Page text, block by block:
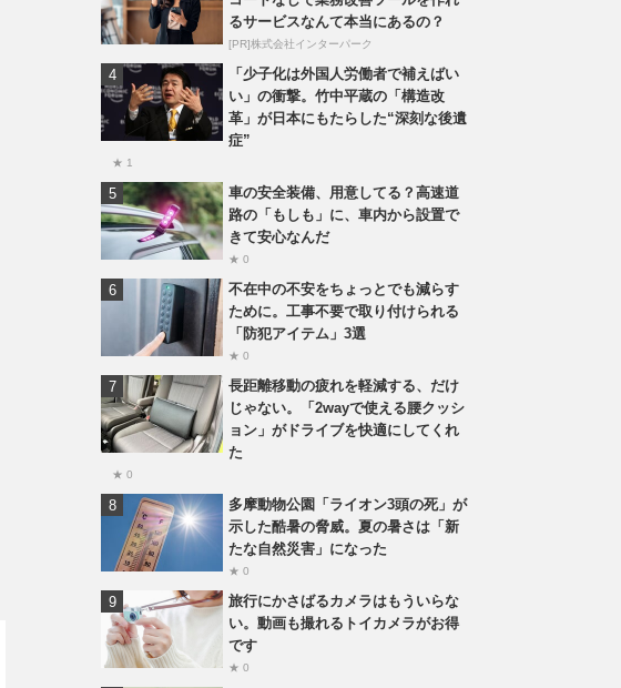
るサービスなんて本当にあるの？
[PR]株式会社インターパーク
「少子化は外国人労働者で補えばい
い」の衝撃。竹中平蔵の「構造改
革」が日本にもたらした“深刻な後遺
症”
★ 1
車の安全装備、用意してる？高速道
路の「もしも」に、車内から設置で
きて安心なんだ
★ 0
不在中の不安をちょっとでも減らす
ために。工事不要で取り付けられる
「防犯アイテム」3選
★ 0
長距離移動の疲れを軽減する、だけ
じゃない。「2wayで使える腰クッシ
ョン」がドライブを快適にしてくれ
た
★ 0
多摩動物公園「ライオン3頭の死」が
示した酷暑の脅威。夏の暑さは「新
たな自然災害」になった
★ 0
旅行にかさばるカメラはもういらな
い。動画も撮れるトイカメラがお得
です
★ 0